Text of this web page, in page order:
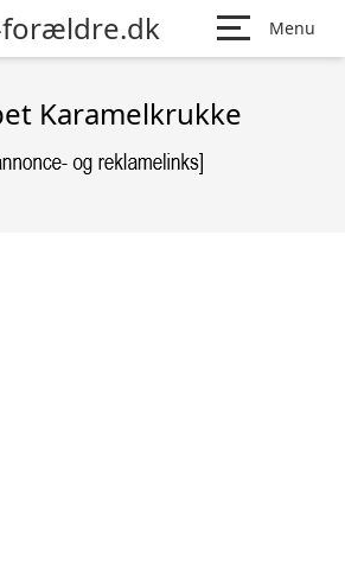
forældre.dk Menu
Karamelkrukke